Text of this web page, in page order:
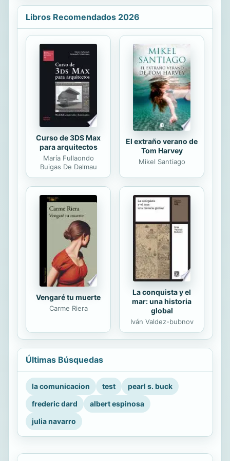
Monroe, Vitola y José Revueltas.
Entre muchos, muchos otros.
Mientras pasan, nos van contando
de sus vicios, supersticiones, sus
pleitos y apodos, los cuadrángulos
amorosos que formaron y los
cabarés que visitaron. Guiados por la
insaciable curiosidad de Julia
Santibáñez, nos...
Libros Recomendados 2026
Curso de 3DS Max
para arquitectos
María Fullaondo
Buigas De Dalmau
El extraño verano de
Tom Harvey
Mikel Santiago
Vengaré tu muerte
Carme Riera
La conquista y el
mar: una historia
global
Iván Valdez-bubnov
Últimas Búsquedas
la comunicacion test
pearl s. buck
frederic dard
albert espinosa
julia navarro